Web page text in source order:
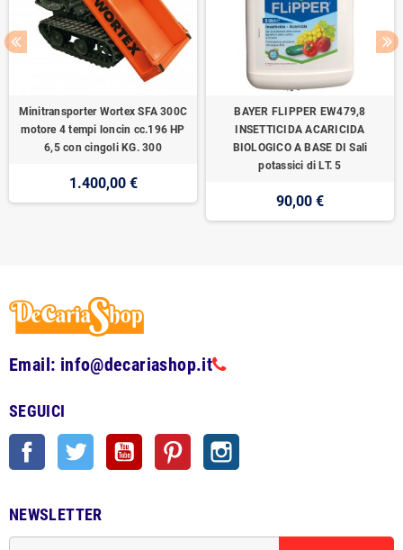
Minitransporter Wortex SFA 300C
motore 4 tempi loncin cc.196 HP
6,5 con cingoli KG. 300
1.400,00 €
BAYER FLIPPER EW479,8
INSETTICIDA ACARICIDA
BIOLOGICO A BASE DI Sali
potassici di LT. 5
90,00 €
Email: info@decariashop.it
SEGUICI
Facebook Twitter YouTube Pinterest
NEWSLETTER